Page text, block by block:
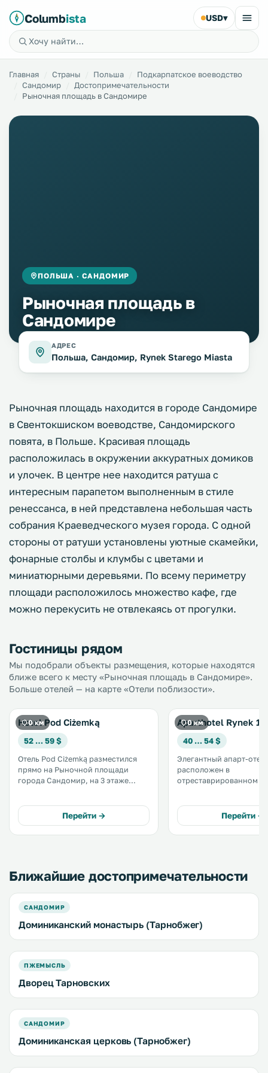
Columbista USD▾
Главная Страны Польша
Подкарпатское воеводство
Сандомир
Достопримечательности
Рыночная площадь в Сандомире
ПОЛЬША · САНДОМИР
Рыночная площадь в
Сандомире
АДРЕС
Польша, Сандомир, Rynek Starego Miasta
Рыночная площадь находится в городе Сандомире
в Свентокшиском воеводстве, Сандомирского
повята, в Польше. Красивая площадь
расположилась в окружении аккуратных домиков
и улочек. В центре нее находится ратуша с
интересным парапетом выполненным в стиле
ренессанса, в ней представлена небольшая часть
собрания Краеведческого музея города. С одной
стороны от ратуши установлены уютные скамейки,
фонарные столбы и клумбы с цветами и
миниатюрными деревьями. По всему периметру
площади расположилось множество кафе, где
можно перекусить не отвлекаясь от прогулки.
Гостиницы рядом
Мы подобрали объекты размещения, которые находятся
ближе всего к месту «Рыночная площадь в Сандомире».
Больше отелей — на карте «Отели поблизости».
0 км
Hotel Pod Ciżemką
52 … 59 $
Отель Pod Ciżemką разместился
прямо на Рыночной площади
города Сандомир, на 3 этаже
оформленные номера с
телевизором и бесплатным Wi-Fi. .
Перейти →
0 км
Aparthotel Rynek 16
40 … 54 $
Элегантный апарт-
расположен в
отреставрированном
Сандомир, всего в 50
К вашим услугам
номера с бесплатным
Перейти →
Ближайшие достопримечательности
САНДОМИР
Доминиканский монастырь (Тарнобжег)
ПЖЕМЫСЛЬ
Дворец Тарновских
САНДОМИР
Доминиканская церковь (Тарнобжег)